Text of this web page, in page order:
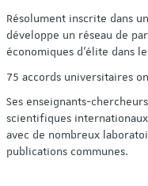
Résolument inscrite dans
développe un réseau de
économiques d’élite dans
75 accords universitaires
Ses enseignants-
scientifiques
avec de nombreux
publications communes.